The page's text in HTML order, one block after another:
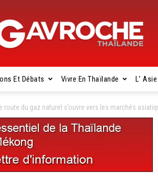
Gavroche
Et Débats Vivre En Thaïlande L’
route du gaz naturel s’ouvre vers les marchés